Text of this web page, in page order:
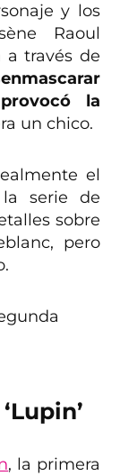
y los
Raoul
a través de
la
un chico.
el
serie de
sobre
pero
, la primera